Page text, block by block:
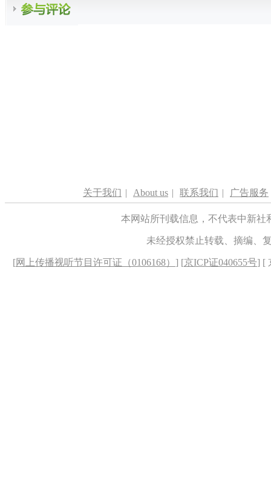
关于我们 | About us | 联系我们 | 广告服务
本网站所刊载信息，不代表中新
未经授权禁止转载、摘编、
[网上传播视听节目许可证（0106168） ] [京ICP证040655号] [